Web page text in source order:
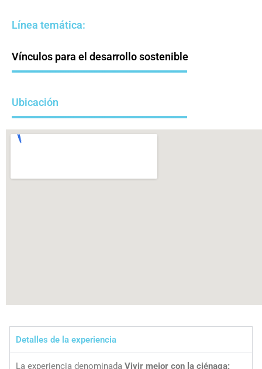
Línea temática:
Vínculos para el desarrollo sostenible
Ubicación
Detalles de la experiencia
La experiencia denominada Vivir mejor con la ciénaga: